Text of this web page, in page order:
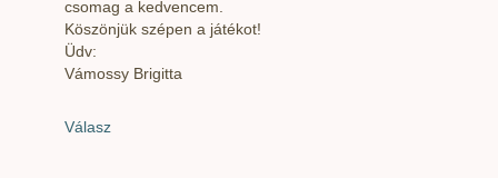
csomag a kedvencem.
Köszönjük szépen a játékot!
Üdv:
Vámossy Brigitta
Válasz